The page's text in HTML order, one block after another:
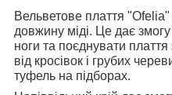
Вельветове плаття
довжину міді. Це дає
ноги та поєднувати
від кросівок і грубих
туфель на підборах.